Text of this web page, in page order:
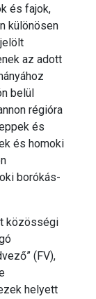
és fajok,
különösen
az adott
belül
régióra
és
és homoki
borókás-
közösségi
(FV),
helyett